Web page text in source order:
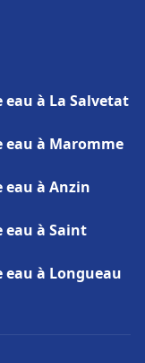
à La Salvetat
à Maromme
à Anzin
à Saint
à Longueau